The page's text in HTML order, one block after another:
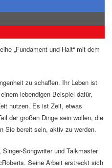
„Fundament und Halt“ mit dem
zu schaffen. Ihr Leben ist
lebendigen Beispiel dafür,
nutzen. Es ist Zeit, etwas
der großen Dinge sein wollen, die
Sie bereit sein, aktiv zu werden.
Songwriter und Talkmaster
Seine Arbeit erstreckt sich